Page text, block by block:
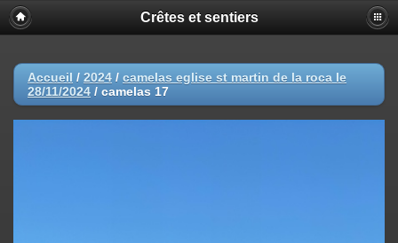
Crêtes et sentiers
Accueil / 2024 / camelas eglise st martin de la roca le
28/11/2024 / camelas 17